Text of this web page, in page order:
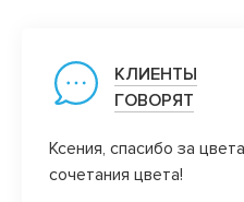
КЛИЕНТЫ
ГОВОРЯТ
Ксения, спасибо за
сочетания цвета!